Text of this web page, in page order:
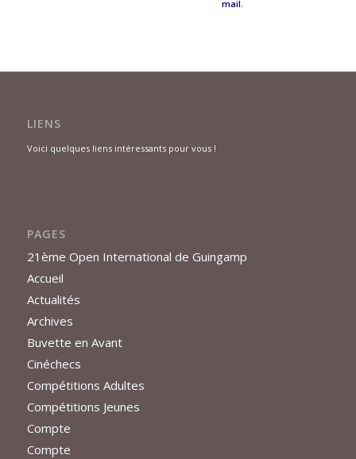
mail.
LIENS
Voici quelques liens intéressants pour vous !
PAGES
21ème Open International de Guingamp
Accueil
Actualités
Archives
Buvette en Avant
Cinéchecs
Compétitions Adultes
Compétitions Jeunes
Compte
Compte